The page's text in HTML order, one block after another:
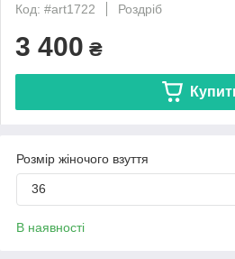
Код: #art1722
Роздріб
3 400 ₴
Розмір жіночого взуття
36
В наявності